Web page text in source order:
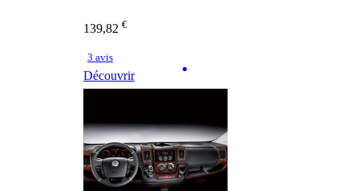
139,82 €
3 avis
Découvrir